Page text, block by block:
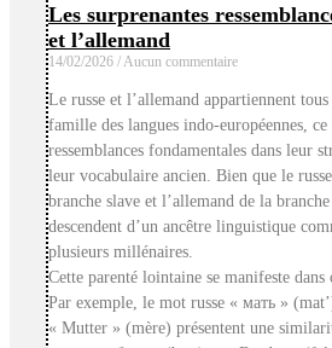
Les surprenantes
et l’allemand
14/02/2026 Aucun commentaire
Le russe et l’allemand appartiennent
famille des langues indo-européennes,
ressemblances fondamentales dans leur
leur vocabulaire ancien. Bien que le
branche slave et l’allemand de la
descendent d’un ancêtre linguistique
plusieurs millénaires.
Cette parenté lointaine se manifeste dans
Par exemple, le mot russe « мать »
« Mutter » (mère) présentent une